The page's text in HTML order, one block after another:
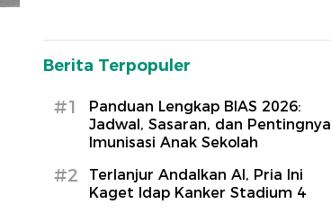
Berita Terpopuler
#1
Panduan Lengkap BIAS 2026:
Jadwal, Sasaran, dan Pentingnya
Imunisasi Anak Sekolah
#2
Terlanjur Andalkan AI, Pria Ini
Kaget Idap Kanker Stadium 4